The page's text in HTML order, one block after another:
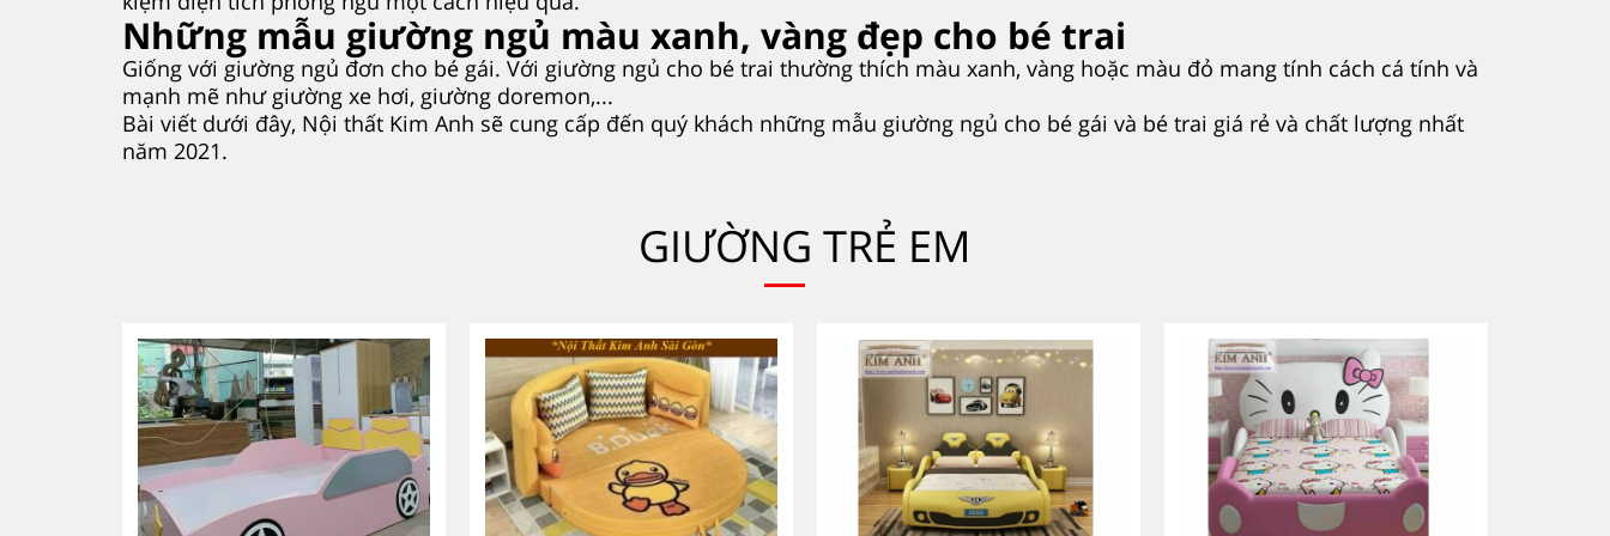
Những mẫu giường ngủ màu xanh, vàng đẹp cho bé trai
Giống với giường ngủ đơn cho bé gái. Với giường ngủ cho bé trai thường thích màu xanh, vàng hoặc màu đỏ mang tính cách cá tính và
mạnh mẽ như giường xe hơi, giường doremon,...
Bài viết dưới đây, Nội thất Kim Anh sẽ cung cấp đến quý khách những mẫu giường ngủ cho bé gái và bé trai giá rẻ và chất lượng nhất
năm 2021.
GIƯỜNG TRẺ EM